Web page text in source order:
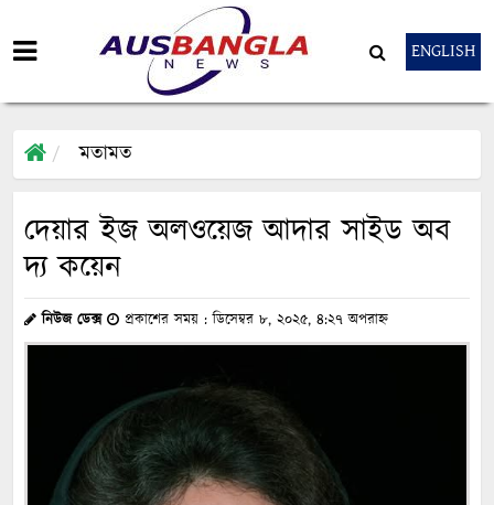
ENGLISH
মতামত
দেয়ার ইজ অলওয়েজ আদার সাইড অব
দ্য কয়েন
নিউজ ডেক্স প্রকাশের সময় : ডিসেম্বর ৮, ২০২৫, ৪:২৭ অপরাহ্ন